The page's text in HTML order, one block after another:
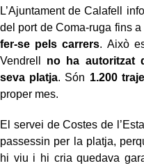
L’Ajuntament de Calafell
del port de Coma-ruga fins
fer-se pels carrers. Això
Vendrell
no ha autoritzat
seva platja. Són 1.200
proper mes.
El servei de Costes de
passessin per la platja,
hi viu i hi cria quedava